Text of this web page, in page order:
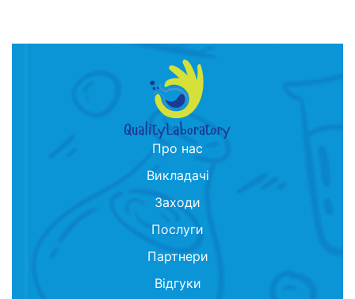
Про нас
Викладачі
Заходи
Послуги
Партнери
Відгуки